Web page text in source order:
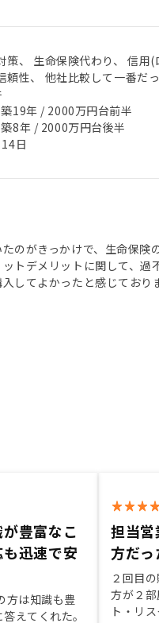
策、 生命保険代わり、 信用(
頼性、 他社比較して一番だ
19年 / 2000万円台前半
8年 / 2000万円台後半
日
のがきっかけで、生命保
トデメリットに関して、
してよかったと感じており
豊富なこ
迅速で安
方は知識も豊
えてくれた。
担当
方だ
２回目
方が２
ト・リ